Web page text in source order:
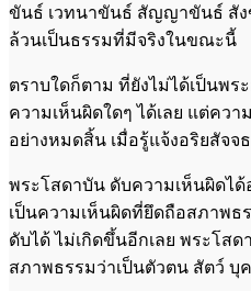
ขันธ์ เวทนาขันธ์ สัญญาขันธ์ สั
ล้วนเป็นธรรมที่มีจริงในขณะนี้
ตราบใดก็ตาม ที่ยังไม่ได้เป็นพ
ความเห็นผิดใดๆ ได้เลย แต่คว
อย่างหมดสิ้น เมื่อรู้แจ้งอริยสัจ
พระโสดาบัน ดับความเห็นผิดไ
เป็นความเห็นผิดที่ยึดถือสภาพธ
ดับได้ ไม่เกิดขึ้นอีกเลย พระโส
สภาพธรรมว่าเป็นตัวตน สัตว์ บุ